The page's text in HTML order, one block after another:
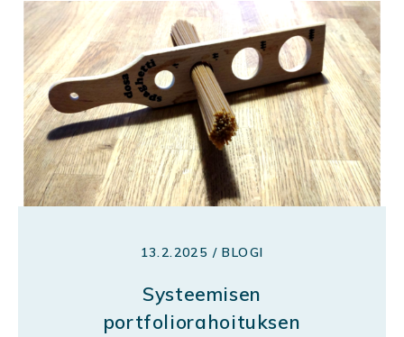
13.2.2025 / BLOGI
Systeemisen
portfoliorahoituksen